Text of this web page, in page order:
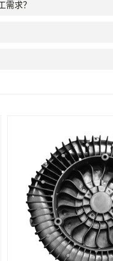
需求？